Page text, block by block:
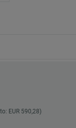
EUR 590,28)